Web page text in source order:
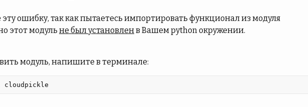
ошибку, так как пытаетесь импортировать функционал из модуля
этот модуль не был установленв Вашем python окружении.
модуль, напишите в терминале:
cloudpickle